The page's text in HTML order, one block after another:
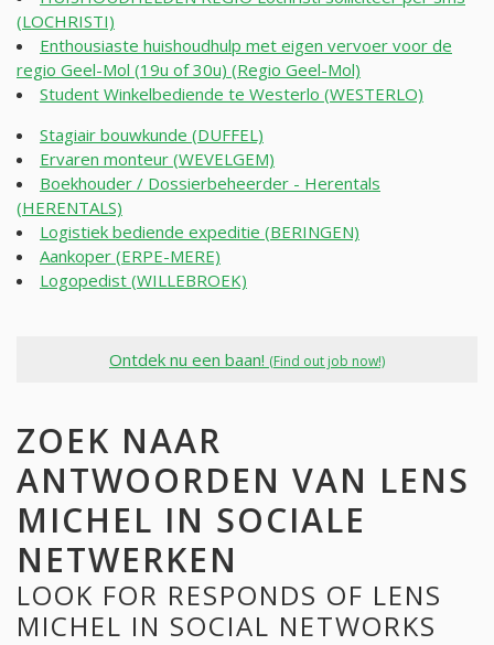
(LOCHRISTI)
Enthousiaste huishoudhulp met eigen vervoer voor de
regio Geel-Mol (19u of 30u) (Regio Geel-Mol)
Student Winkelbediende te Westerlo (WESTERLO)
Stagiair bouwkunde (DUFFEL)
Ervaren monteur (WEVELGEM)
Boekhouder / Dossierbeheerder - Herentals
(HERENTALS)
Logistiek bediende expeditie (BERINGEN)
Aankoper (ERPE-MERE)
Logopedist (WILLEBROEK)
Ontdek nu een baan! (Find out job now!)
ZOEK NAAR
ANTWOORDEN VAN LENS
MICHEL IN SOCIALE
NETWERKEN
LOOK FOR RESPONDS OF LENS
MICHEL IN SOCIAL NETWORKS